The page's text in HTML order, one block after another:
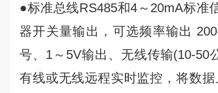
●标准总线RS485和4～20mA标准
器开关量输出，可选频率输出
号、1～5V输出、无线传输(10-50
有线或无线远程实时监控，将数